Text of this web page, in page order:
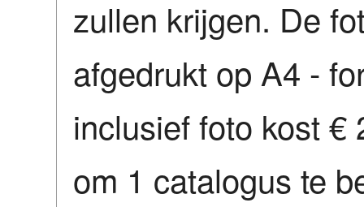
zullen krijgen. De
afgedrukt op A4 -
inclusief foto kost €
om 1 catalogus te